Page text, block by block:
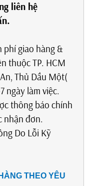
liên hệ
phí giao hàng &
thuộc TP. HCM
Thủ Dầu Một(
ngày làm việc.
thông báo chính
nhận đơn.
Do Lỗi Kỹ
THEO YÊU